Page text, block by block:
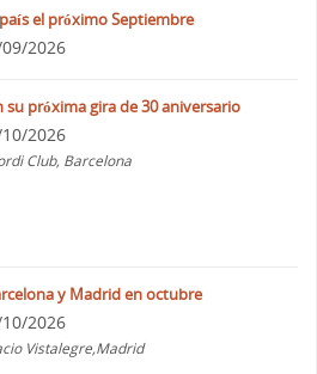
el próximo Septiembre
2026
su próxima gira de 30 aniversario
2026
Club, Barcelona
y Madrid en octubre
2026
Vistalegre,Madrid